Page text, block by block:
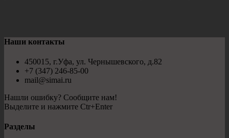
Наши контакты
450015, г.Уфа, ул. Чернышевского, д.82
+7 (347) 246-85-00
mail@simai.ru
Нашли ошибку? Сообщите нам!
Выделите и нажмите Ctr+Enter
Разделы